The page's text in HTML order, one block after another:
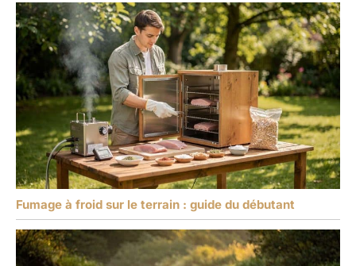
Fumage à froid sur le terrain : guide du débutant